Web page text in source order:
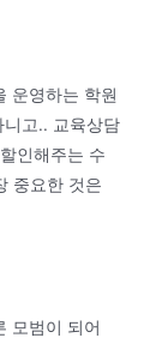
운영하는 학원
고.. 교육상담
인해주는 수
중요한 것은
모범이 되어